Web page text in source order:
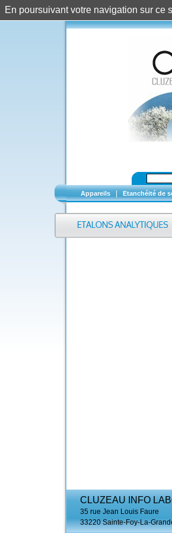
= 101 ng/µl destiné au secteur Etalons"> =
Appareils Etanchéité de
CLUZEAU INFO
35 rue Jean Louis Faure
33220 Sainte-Foy-La-
En poursuivant votre navigation sur